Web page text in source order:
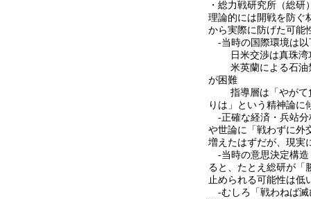
・総力戦研究所（総
理論的には開戦を防ぐ
から実際に防げた可能
-当時の国際環境は
日米交渉は真珠湾
米英蘭による石油
が困難
指導層は「やがて
りは」という精神論に
-正確な経済・兵站
や世論に「戦わずに外
増えたはずだが、現実
-当時の意思決定構
ると、たとえ総研が「
止められる可能性は低
-むしろ「戦わねば